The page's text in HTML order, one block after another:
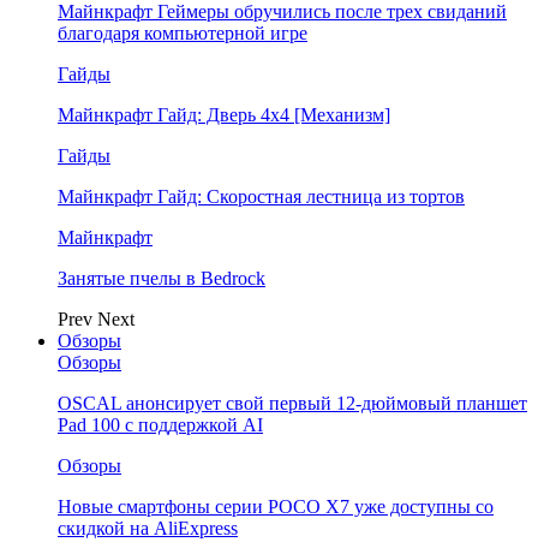
Майнкрафт Геймеры обручились после трех свиданий
благодаря компьютерной игре
Гайды
Майнкрафт Гайд: Дверь 4х4 [Механизм]
Гайды
Майнкрафт Гайд: Скоростная лестница из тортов
Майнкрафт
Занятые пчелы в Bedrock
Prev Next
Обзоры
Обзоры
OSCAL анонсирует свой первый 12-дюймовый планшет
Pad 100 с поддержкой AI
Обзоры
Новые смартфоны серии POCO X7 уже доступны со
скидкой на AliExpress